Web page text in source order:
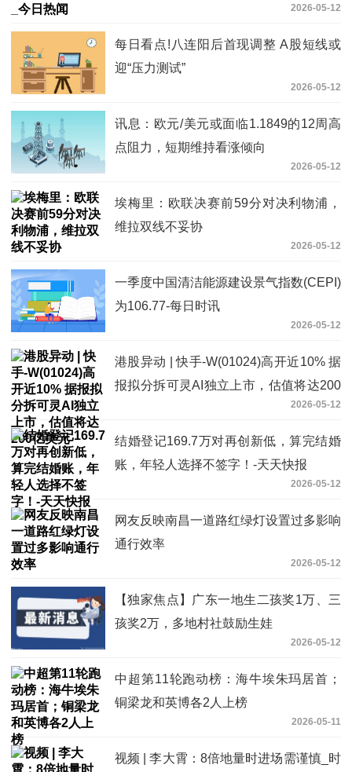
2026-05-12
每日看点!八连阳后首现调整 A股短线或
迎“压力测试”
2026-05-12
讯息：欧元/美元或面临1.1849的12周高
点阻力，短期维持看涨倾向
2026-05-12
埃梅里：欧联决赛前59分对决利物浦，
维拉双线不妥协
2026-05-12
一季度中国清洁能源建设景气指数(CEPI)
为106.77-每日时讯
2026-05-12
港股异动 | 快手-W(01024)高开近10% 据
报拟分拆可灵AI独立上市，估值将达200
2026-05-12
结婚登记169.7万对再创新低，算完结婚
账，年轻人选择不签字！-天天快报
2026-05-12
网友反映南昌一道路红绿灯设置过多影响
通行效率
2026-05-12
【独家焦点】广东一地生二孩奖1万、三
孩奖2万，多地村社鼓励生娃
2026-05-12
中超第11轮跑动榜：海牛埃朱玛居首；
铜梁龙和英博各2人上榜
2026-05-11
视频 | 李大霄：8倍地量时进场需谨慎_时